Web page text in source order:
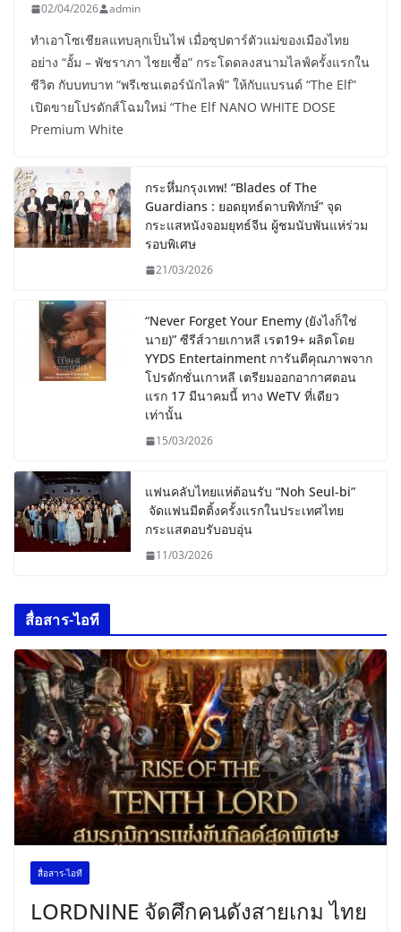
02/04/2026 admin
ทำเอาโซเชียลแทบลุกเป็นไฟ เมื่อซุปตาร์ตัวแม่ของเมืองไทย
อย่าง “อั้ม – พัชราภา ไชยเชื้อ” กระโดดลงสนามไลฟ์ครั้งแรกใน
ชีวิต กับบทบาท “พรีเซนเตอร์นักไลฟ์” ให้กับแบรนด์ “The Elf”
เปิดขายโปรดักส์โฉมใหม่ “The Elf NANO WHITE DOSE
Premium White
กระหึ่มกรุงเทพ! “Blades of The
Guardians : ยอดยุทธ์ดาบพิทักษ์” จุด
กระแสหนังจอมยุทธ์จีน ผู้ชมนับพันแห่ร่วม
รอบพิเศษ
21/03/2026
“Never Forget Your Enemy (ยังไงก็ใช่
นาย)” ซีรีส์วายเกาหลี เรต19+ ผลิตโดย
YYDS Entertainment การันตีคุณภาพจาก
โปรดักชั่นเกาหลี เตรียมออกอากาศตอน
แรก 17 มีนาคมนี้ ทาง WeTV ที่เดียว
เท่านั้น
15/03/2026
แฟนคลับไทยแห่ต้อนรับ “Noh Seul-bi”
จัดแฟนมีตติ้งครั้งแรกในประเทศไทย
กระแสตอบรับอบอุ่น
11/03/2026
สื่อสาร-ไอที
สื่อสาร-ไอที
LORDNINE จัดศึกคนดังสายเกม ไทย